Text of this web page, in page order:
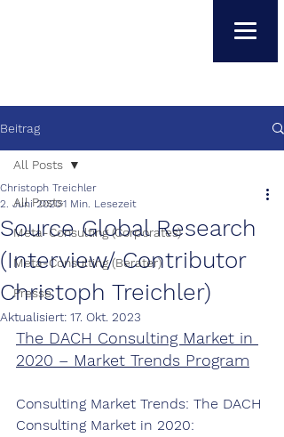
Beitrag
All Posts
Meta-Consulting (Corporates)
Meta-Consulting (Berater)
Presse
All Posts
Source Global Research
(Interview/ Contributor
Christoph Treichler)
Christoph Treichler
2. Juni 20201 Min. Lesezeit
Aktualisiert: 17. Okt. 2023
The DACH Consulting Market in
2020 – Market Trends Program
Consulting Market Trends: The DACH
Consulting Market in 2020: